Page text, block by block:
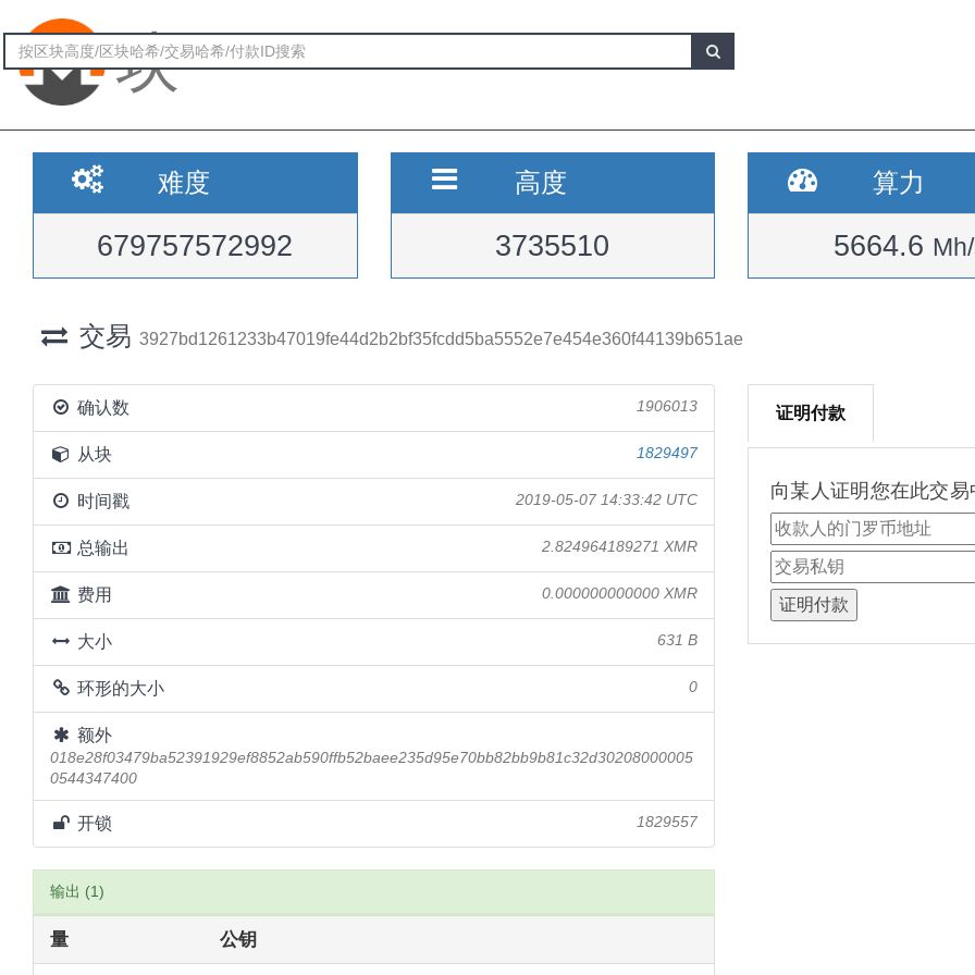
块
难度
679757572992
高度
3735510
算力
5664.6
交易 3927bd1261233b47019fe44d2b2bf35fcdd5ba5552e7e454e360f44139b651ae
确认数 1906013
从块 1829497
时间戳 2019-05-07 14:33:42 UTC
总输出 2.824964189271 XMR
费用 0.000000000000 XMR
大小 631 B
环形的大小 0
额外
018e28f03479ba52391929ef8852ab590ffb52baee235d95e70bb82bb9b81c32d30208000005
0544347400
开锁 1829557
证明付款
向某人证明您在此交
输出 (1)
量 公钥